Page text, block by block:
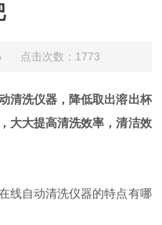
点击次数：1773
清洗仪器，降低取出溶出杯
大大提高清洗效率，清洁效
自动清洗仪器的特点有哪